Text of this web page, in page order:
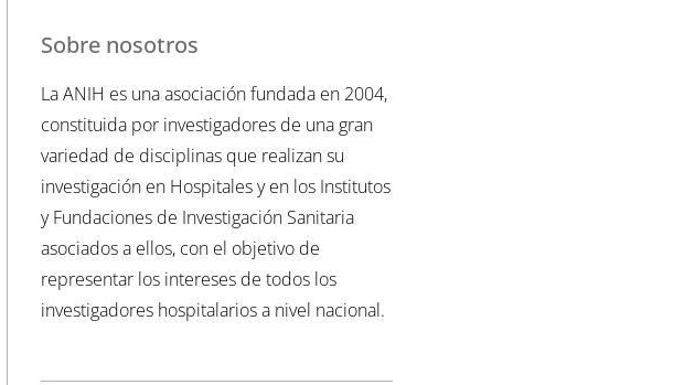
Sobre nosotros
La ANIH es una asociación fundada en 2004,
constituida por investigadores de una gran
variedad de disciplinas que realizan su
investigación en Hospitales y en los Institutos
y Fundaciones de Investigación Sanitaria
asociados a ellos, con el objetivo de
representar los intereses de todos los
investigadores hospitalarios a nivel nacional.